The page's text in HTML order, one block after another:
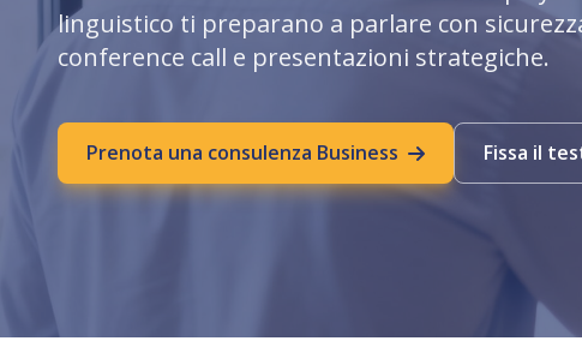
linguistico ti preparano a parlare con
conference call e presentazioni strategiche.
Prenota una consulenza Business Fissa il